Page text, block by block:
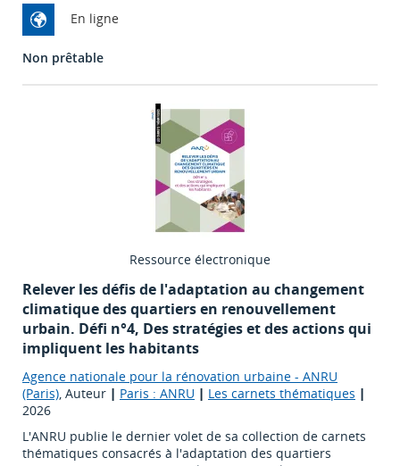
En ligne
Non prêtable
Ressource électronique
Relever les défis de l'adaptation au changement
climatique des quartiers en renouvellement
urbain. Défi n°4, Des stratégies et des actions qui
impliquent les habitants
Agence nationale pour la rénovation urbaine - ANRU
(Paris), Auteur | Paris : ANRU | Les carnets thématiques |
2026
L'ANRU publie le dernier volet de sa collection de carnets
thématiques consacrés à l'adaptation des quartiers